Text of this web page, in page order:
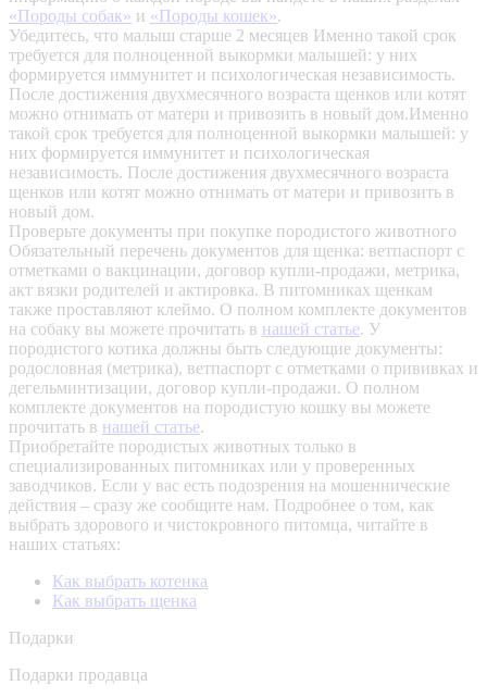
«Породы собак» и «Породы кошек».
Убедитесь, что малыш старше 2 месяцев Именно такой срок
требуется для полноценной выкормки малышей: у них
формируется иммунитет и психологическая независимость.
После достижения двухмесячного возраста щенков или котят
можно отнимать от матери и привозить в новый дом.Именно
такой срок требуется для полноценной выкормки малышей: у
них формируется иммунитет и психологическая
независимость. После достижения двухмесячного возраста
щенков или котят можно отнимать от матери и привозить в
новый дом.
Проверьте документы при покупке породистого животного
Обязательный перечень документов для щенка: ветпаспорт с
отметками о вакцинации, договор купли-продажи, метрика,
акт вязки родителей и актировка. В питомниках щенкам
также проставляют клеймо. О полном комплекте документов
на собаку вы можете прочитать в нашей статье. У
породистого котика должны быть следующие документы:
родословная (метрика), ветпаспорт с отметками о прививках и
дегельминтизации, договор купли-продажи. О полном
комплекте документов на породистую кошку вы можете
прочитать в нашей статье.
Приобретайте породистых животных только в
специализированных питомниках или у проверенных
заводчиков. Если у вас есть подозрения на мошеннические
действия – сразу же сообщите нам. Подробнее о том, как
выбрать здорового и чистокровного питомца, читайте в
наших статьях:
Как выбрать котенка
Как выбрать щенка
Подарки
Подарки продавца